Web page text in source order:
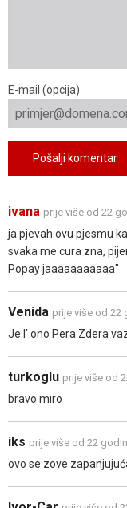
E-mail (opcija)
Pošalji komentar
ivana prije više od 22
ja pjevah ovu pjesmu
svaka me cura zna,
Popay jaaaaaaaaaaa"
Venida prije više od 22
Je l' ono Pera Zdera
turkoglu prije više od
bravo mıro
iks prije više od 22
ovo se zove